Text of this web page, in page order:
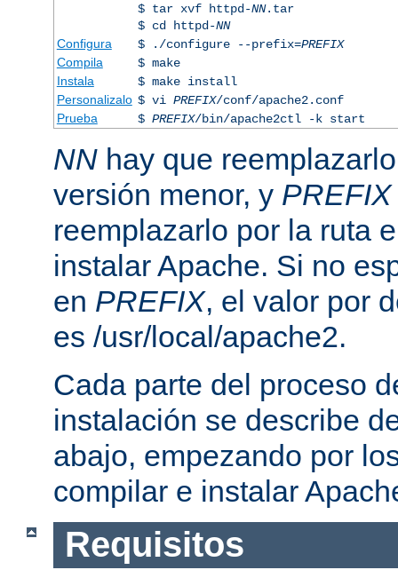
$ tar xvf httpd-NN.tar
$ cd httpd-NN
Configura
$ ./configure --prefix=PREFIX
Compila
$ make
Instala
$ make install
Personalizalo $ vi PREFIX/conf/apache2.conf
Prueba
$ PREFIX/bin/apache2ctl -k start
NN hay que
versión menor, y PREFIX
reemplazarlo por la ruta
instalar Apache. Si no
en PREFIX, el valor por
es /usr/local/apache2.
Cada parte del proceso
instalación se describe
abajo, empezando por
compilar e instalar
Requisitos